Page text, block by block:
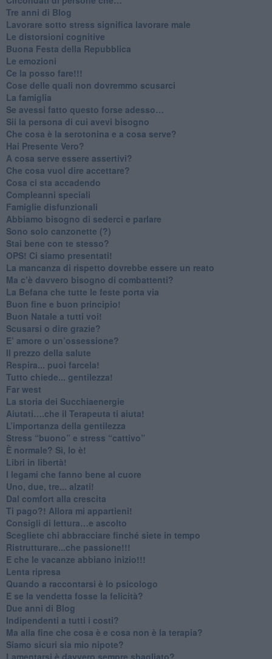
​Tre anni di Blog
​Lavorare sotto stress significa lavorare male
​Le distorsioni cognitive
​Buona Festa della Repubblica
Le emozioni
​Ce la posso fare!!!
​Cose delle quali non dovremmo scusarci
​La famiglia
​Se avessi fatto questo forse adesso…
​Sii la persona di cui avevi bisogno
Che cosa è la serotonina e a cosa serve?
​Hai Presente Vero?
A cosa serve essere assertivi?
​Che cosa vuol dire accettare?
​Cosa ci sta accadendo
​Compleanni speciali
​Famiglie disfunzionali
​Abbiamo bisogno di sederci e parlare
Sono solo canzonette (?)
​Stai bene con te stesso?
​OPS! Ci siamo presentati!
​La mancanza di rispetto dovrebbe essere un reato
​Ma c’è davvero bisogno di combattenti?
​La Befana che tutte le feste porta via
Buon fine e buon principio!
​Buon Natale a tutti voi!
​Scusarsi o dire grazie?
​E’ amore o un’ossessione?
​Il prezzo della salute
​Respira... puoi farcela!
​Tutto chiede... gentilezza!
​Far west
​La storia dei Succhiaenergie
​Aiutati….che il Terapeuta ti aiuta!
​L’importanza della gentilezza
​Stress “buono” e stress “cattivo”
​È normale? Sì, lo è!
​Libri in libertà!
​I legami che fanno bene al cuore
Uno, due, tre... alzati!​
​Dal comfort alla crescita
​Ti pago?! Allora mi appartieni!​
​Consigli di lettura…e ascolto
​Scegliete chi abbracciare finché siete in tempo
​Ristrutturare...che passione!!!
​E che le vacanze abbiano inizio!!!
​Lenta ripresa
​Quando a raccontarsi è lo psicologo
​E se la vendetta fosse la felicità?
​Due anni di Blog
​Indipendenti a tutti i costi?
​Ma alla fine che cosa è e cosa non è la terapia?
​Siamo sicuri sia mio nipote?
​Lamentarsi è davvero sempre sbagliato?